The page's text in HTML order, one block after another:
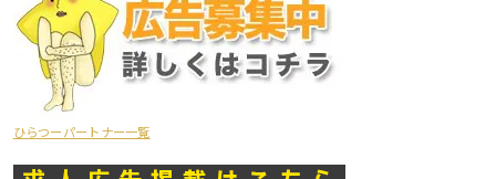
ひらつーパートナー一覧